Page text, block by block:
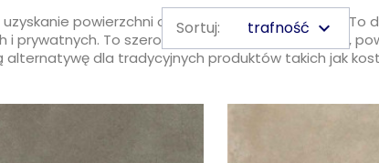
powierzchni o najwyższej wytrzymałości. To
To szeroki zakres formatów, struktur,
alternatywę dla tradycyjnych produktów takich jak
Sortuj: trafność keyboard_arrow_down